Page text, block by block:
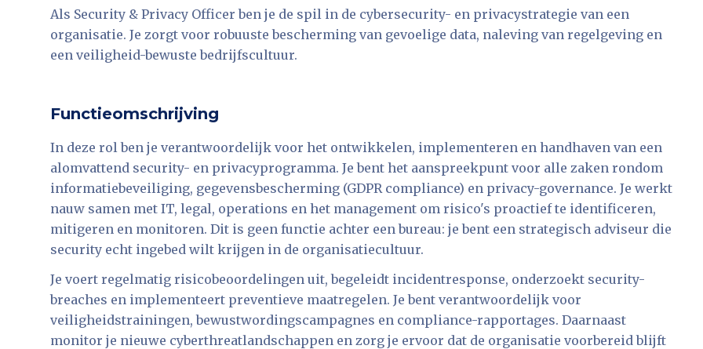
Als Security & Privacy Officer ben je de spil in de cybersecurity- en privacystrategie van een
organisatie. Je zorgt voor robuuste bescherming van gevoelige data, naleving van regelgeving en
een veiligheid-bewuste bedrijfscultuur.
Functieomschrijving
In deze rol ben je verantwoordelijk voor het ontwikkelen, implementeren en handhaven van een
alomvattend security- en privacyprogramma. Je bent het aanspreekpunt voor alle zaken rondom
informatiebeveiliging, gegevensbescherming (GDPR compliance) en privacy-governance. Je werkt
nauw samen met IT, legal, operations en het management om risico's proactief te identificeren,
mitigeren en monitoren. Dit is geen functie achter een bureau: je bent een strategisch adviseur die
security echt ingebed wilt krijgen in de organisatiecultuur.
Je voert regelmatig risicobeoordelingen uit, begeleidt incidentresponse, onderzoekt security-
breaches en implementeert preventieve maatregelen. Je bent verantwoordelijk voor
veiligheidstrainingen, bewustwordingscampagnes en compliance-rapportages. Daarnaast
monitor je nieuwe cyberthreatlandschappen en zorg je ervoor dat de organisatie voorbereid blijft